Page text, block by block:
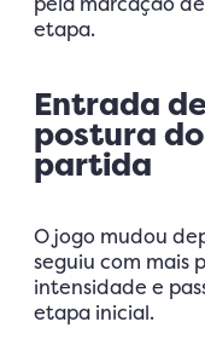
etapa.
Entrada
postura
partida
O jogo mudou
seguiu com mais
intensidade e
etapa inicial.